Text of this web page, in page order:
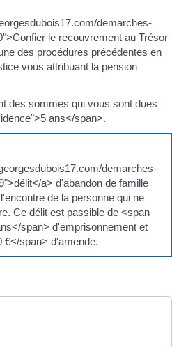
demarches-
le recouvrement au Trésor
des procédures précédentes en
vous attribuant la pension
des sommes qui vous sont dues
ans</span>.
demarches-
a> d'abandon de famille
de la personne qui ne
Ce délit est passible de <span
span> d'emprisonnement et
€</span> d'amende.